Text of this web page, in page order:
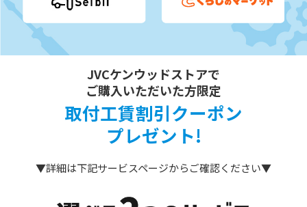
JVCケンウッドストアで
ご購入いただいた方限定
取付工賃割引クーポン
プレゼント!
▼詳細は下記サービスページからご確認ください▼